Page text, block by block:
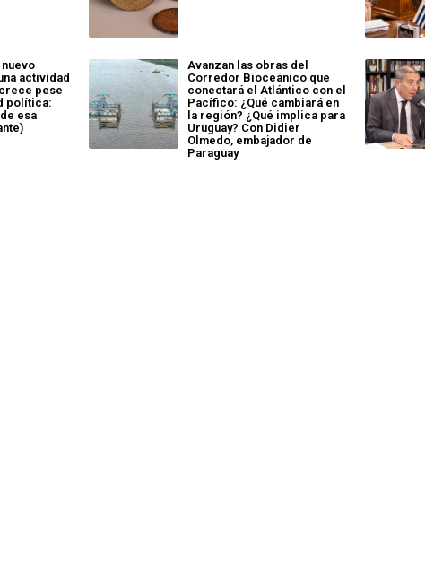
actividad
pese
política:
esa
Avanzan las obras del
Corredor Bioceánico que
conectará el Atlántico con el
Pacífico: ¿Qué cambiará en
la región? ¿Qué implica para
Uruguay? Con Didier
Olmedo, embajador de
Paraguay